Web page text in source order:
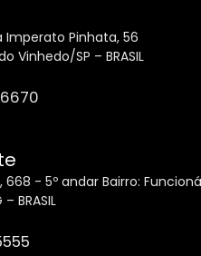
Imperato Pinhata, 56
Vinhedo/SP – BRASIL
668 - 5º andar Bairro:
BRASIL